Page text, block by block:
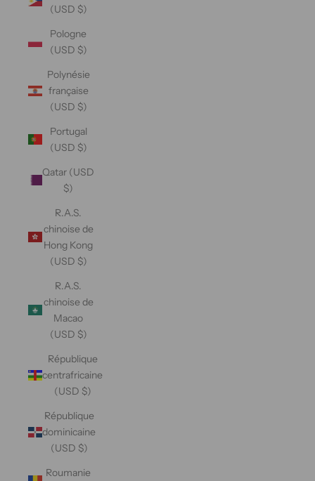
(USD $)
Pologne
(USD $)
Polynésie
française
(USD $)
Portugal
(USD $)
Qatar (USD
$)
R.A.S.
chinoise de
Hong Kong
(USD $)
R.A.S.
chinoise de
Macao
(USD $)
République
centrafricaine
(USD $)
République
dominicaine
(USD $)
Roumanie